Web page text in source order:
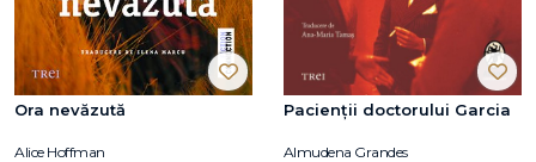
Ora nevăzută
Alice Hoffman
Pacienții doctorului Garcia
Almudena Grandes